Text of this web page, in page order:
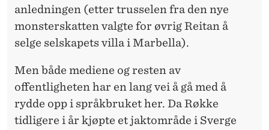
anledningen (etter trusselen fra den nye
monsterskatten valgte for øvrig Reitan å
selge selskapets villa i Marbella).
Men både mediene og resten av
offentligheten har en lang vei å gå med å
rydde opp i språkbruket her. Da Røkke
tidligere i år kjøpte et jaktområde i Sverge